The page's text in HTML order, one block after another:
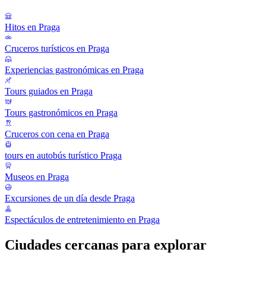
Hitos en Praga
Cruceros turísticos en Praga
Experiencias gastronómicas en Praga
Tours guiados en Praga
Tours gastronómicos en Praga
Cruceros con cena en Praga
tours en autobús turístico Praga
Museos en Praga
Excursiones de un día desde Praga
Espectáculos de entretenimiento en Praga
Ciudades cercanas para explorar